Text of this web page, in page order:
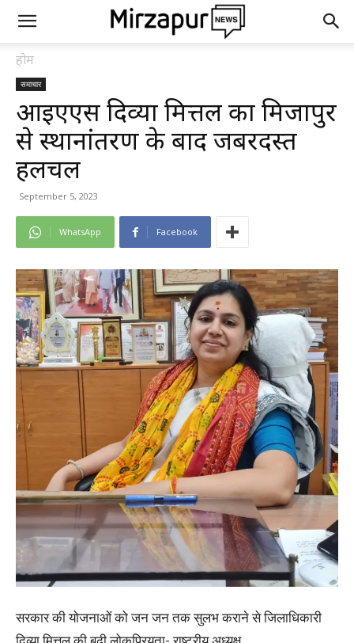
होम
समाचार
आईएएस दिव्या मित्तल का मिर्जापुर
से स्थानांतरण के बाद जबरदस्त
हलचल
September 5, 2023
WhatsApp Facebook
सरकार की योजनाओं को जन जन तक सुलभ कराने से जिलाधिकारी